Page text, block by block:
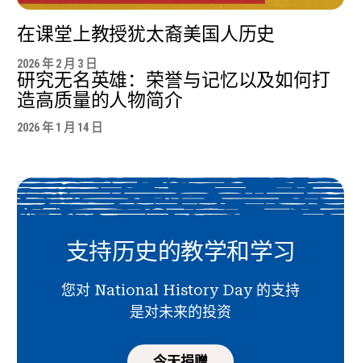
在课堂上教授犹太裔美国人历史
2026 年 2 月 3 日
研究无名英雄：荣誉与记忆以及如何打
造高质量的人物简介
2026 年 1 月 14 日
支持历史的教学和学习
您对 National History Day 的支持
是对未来的投资